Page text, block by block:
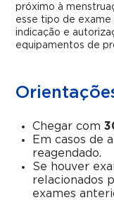
próximo à
esse tipo de
indicação e
equipamentos de
Chegar com
Em casos de
reagendado.
Se houver
relacionados
exames